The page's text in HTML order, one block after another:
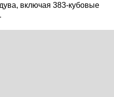
включая 383-кубовые